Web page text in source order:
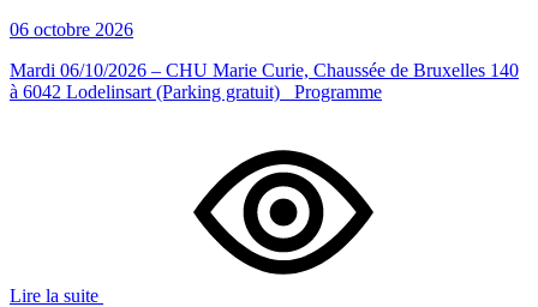
06 octobre 2026
Mardi 06/10/2026 – CHU Marie Curie, Chaussée de Bruxelles 140
à 6042 Lodelinsart (Parking gratuit) Programme
Lire la suite